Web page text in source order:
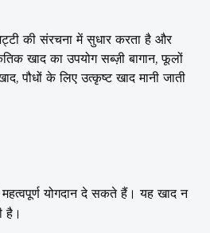
की संरचना में सुधार करता है और
खाद का उपयोग सब्ज़ी बागान, फूलों
पौधों के लिए उत्कृष्ट खाद मानी जाती
योगदान दे सकते हैं। यह खाद न
है।